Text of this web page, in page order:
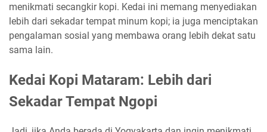
menikmati secangkir kopi. Kedai ini memang menyediakan
lebih dari sekadar tempat minum kopi; ia juga menciptakan
pengalaman sosial yang membawa orang lebih dekat satu
sama lain.
Kedai Kopi Mataram: Lebih dari
Sekadar Tempat Ngopi